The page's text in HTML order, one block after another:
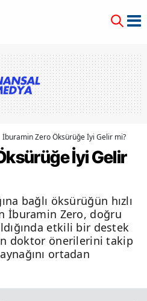
İburamin Zero Öksürüğe İyi Gelir mi?
İyi Gelir
bağlı öksürüğün hızlı
İburamin Zero, doğru
etkili bir destek
doktor önerilerini takip
ortadan